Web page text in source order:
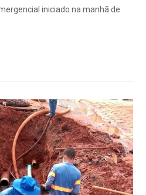
iniciado na manhã de